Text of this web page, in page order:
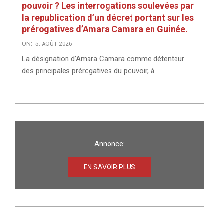
pouvoir ? Les interrogations soulevées par
la republication d’un décret portant sur les
prérogatives d’Amara Camara en Guinée.
ON: 5. AOÛT 2026
La désignation d’Amara Camara comme détenteur
des principales prérogatives du pouvoir, à
Annonce:
EN SAVOIR PLUS